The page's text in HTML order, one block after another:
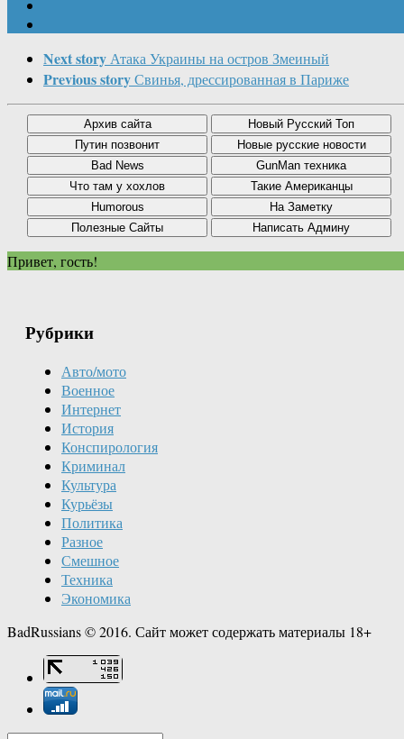
Next storyАтака Украины на остров Змеиный
Previous storyСвинья, дрессированная в Париже
Привет, гость!
Рубрики
Авто/мото
Военное
Интернет
История
Конспирология
Криминал
Культура
Курьёзы
Политика
Разное
Смешное
Техника
Экономика
BadRussians © 2016. Сайт может содержать материалы 18+